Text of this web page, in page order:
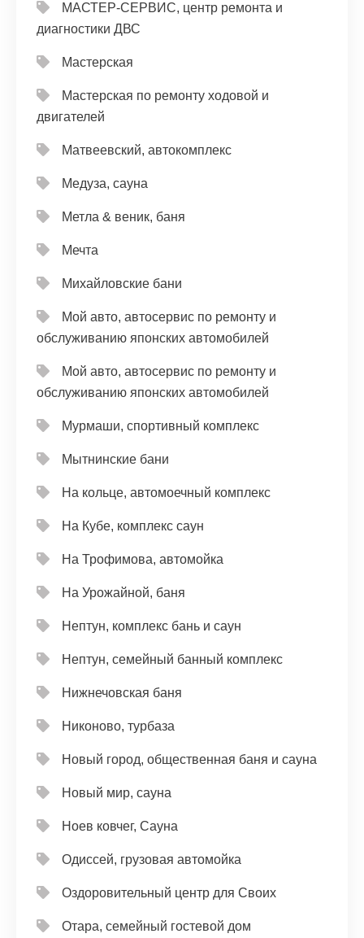
МАСТЕР-СЕРВИС, центр ремонта и
диагностики ДВС
Мастерская
Мастерская по ремонту ходовой и
двигателей
Матвеевский, автокомплекс
Медуза, сауна
Метла & веник, баня
Мечта
Михайловские бани
Мой авто, автосервис по ремонту и
обслуживанию японских автомобилей
Мой авто, автосервис по ремонту и
обслуживанию японских автомобилей
Мурмаши, спортивный комплекс
Мытнинские бани
На кольце, автомоечный комплекс
На Кубе, комплекс саун
На Трофимова, автомойка
На Урожайной, баня
Нептун, комплекс бань и саун
Нептун, семейный банный комплекс
Нижнечовская баня
Никоново, турбаза
Новый город, общественная баня и сауна
Новый мир, сауна
Ноев ковчег, Сауна
Одиссей, грузовая автомойка
Оздоровительный центр для Своих
Отара, семейный гостевой дом